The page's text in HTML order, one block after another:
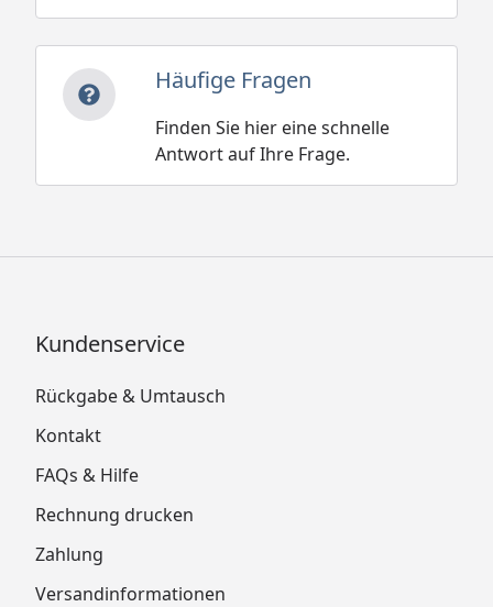
Häufige Fragen
Finden Sie hier eine schnelle
Antwort auf Ihre Frage.
Kundenservice
Rückgabe & Umtausch
Kontakt
FAQs & Hilfe
Rechnung drucken
Zahlung
Versandinformationen